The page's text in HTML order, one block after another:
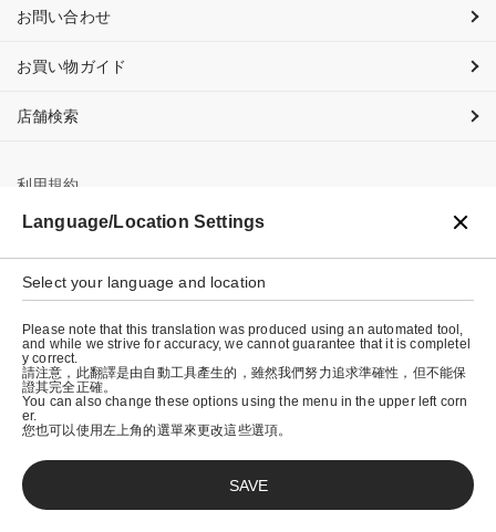
お問い合わせ
お買い物ガイド
店舗検索
利用規約
プライバシーポリシー
特定商取引法に基づく表示
会社概要
© graniph inc.
Language/Location Settings
Select your language and location
Please note that this translation was produced using an automated tool,
and while we strive for accuracy, we cannot guarantee that it is completel
y correct.
請注意，此翻譯是由自動工具產生的，雖然我們努力追求準確性，但不能保
證其完全正確。
You can also change these options using the menu in the upper left corn
er.
您也可以使用左上角的選單來更改這些選項。
SAVE